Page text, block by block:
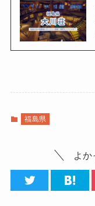
福島県
よか